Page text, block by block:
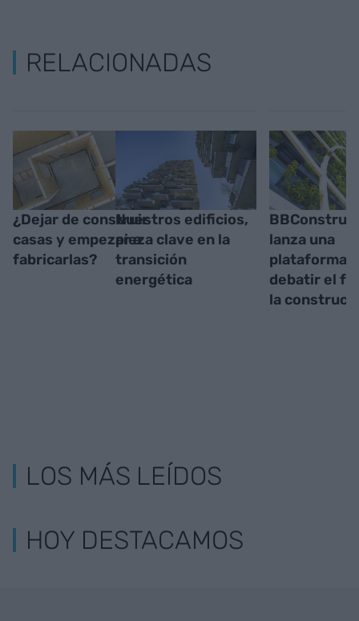
RELACIONADAS
¿Dejar de construir
casas y empezar a
fabricarlas?
Nuestros edificios,
pieza clave en la
transición
energética
lanza una
plataforma
debatir el
la
LOS MÁS LEÍDOS
HOY DESTACAMOS